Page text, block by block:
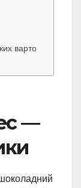
варто
—